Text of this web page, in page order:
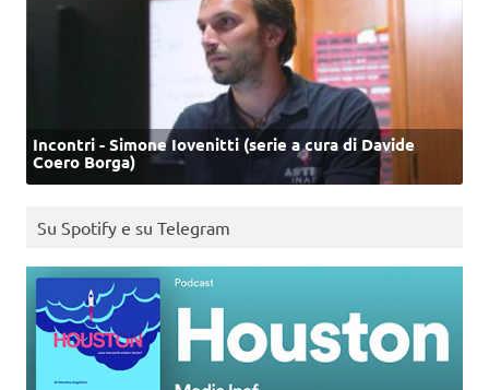
Incontri - Simone Iovenitti (serie a cura di Davide
Coero Borga)
Su Spotify e su Telegram